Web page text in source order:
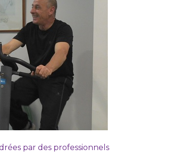
par des professionnels